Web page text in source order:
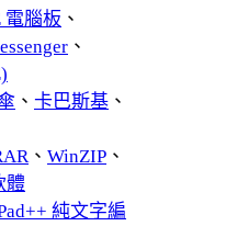
電腦板 、
、
、 卡巴斯基 、
、 WinZIP 、
體
純文字編